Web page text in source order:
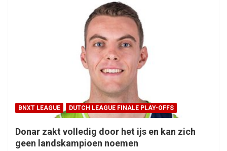
BNXT LEAGUE DUTCH LEAGUE FINALE PLAY-OFFS
Donar zakt volledig door het ijs en kan zich
geen landskampioen noemen